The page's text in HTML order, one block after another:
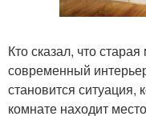
Кто сказал, что
современный
становится ситуация,
комнате находит